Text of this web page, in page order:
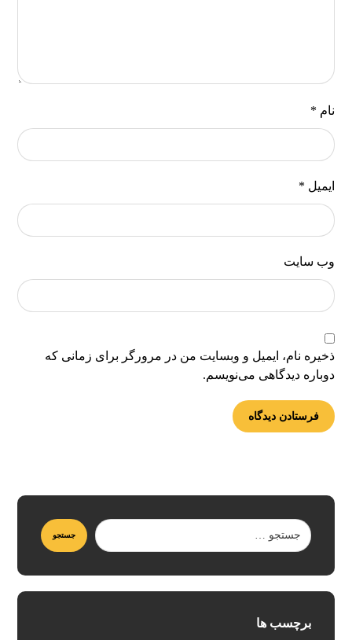
نام *
ایمیل *
وب‌ سایت
ذخیره نام، ایمیل و وبسایت من در مرورگر برای زمانی که
دوباره دیدگاهی می‌نویسم.
برچسب ها